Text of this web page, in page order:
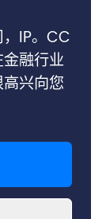
IP。CC
融行业
兴向您